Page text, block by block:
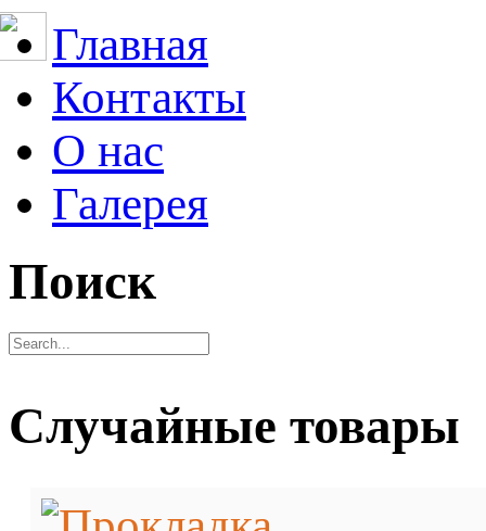
Главная
Контакты
О нас
Галерея
Поиск
Случайные товары